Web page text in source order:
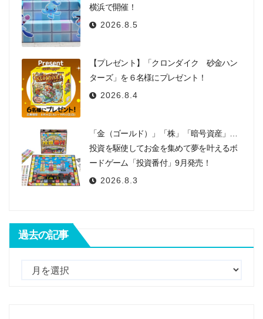
横浜で開催！
2026.8.5
【プレゼント】「クロンダイク 砂金ハン
ターズ」を６名様にプレゼント！
2026.8.4
「金（ゴールド）」「株」「暗号資産」…
投資を駆使してお金を集めて夢を叶えるボ
ードゲーム「投資番付」9月発売！
2026.8.3
過去の記事